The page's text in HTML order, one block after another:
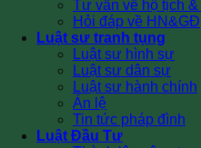
Tư vấn về hộ tịch
Hỏi đáp về HN&GĐ
Luật sư tranh tụng
Luật sư hình sự
Luật sư dân sự
Luật sư hành chính
Án lệ
Tin tức pháp đình
Luật Đầu Tư